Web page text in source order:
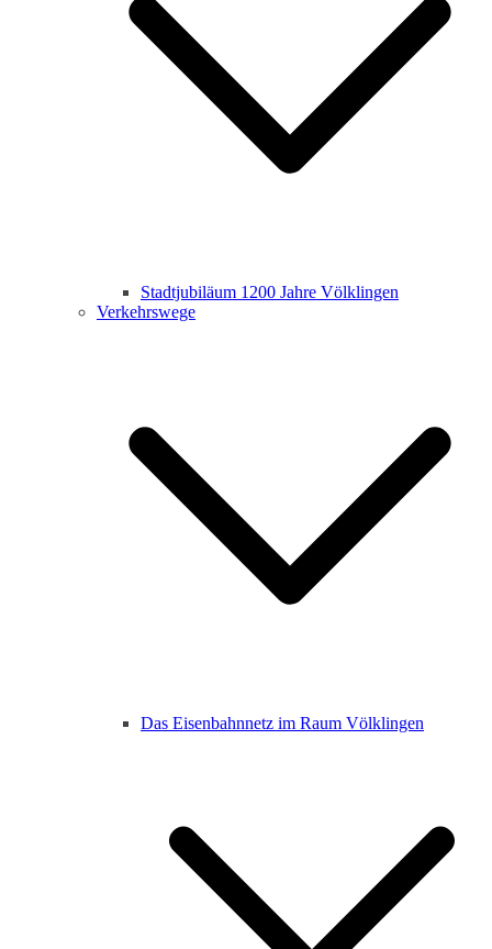
Stadtjubiläum 1200 Jahre Völklingen
Verkehrswege
Das Eisenbahnnetz im Raum Völklingen